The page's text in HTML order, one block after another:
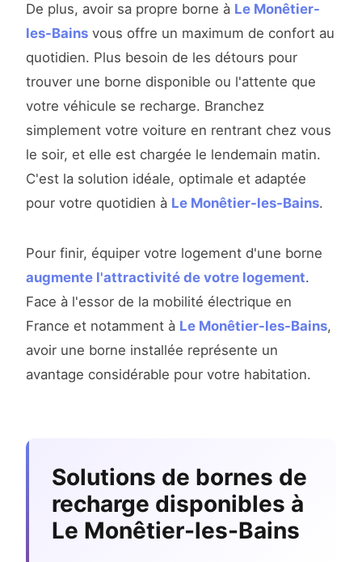
De plus, avoir sa propre borne à Le Monêtier-
les-Bains vous offre un maximum de confort au
quotidien. Plus besoin de les détours pour
trouver une borne disponible ou l'attente que
votre véhicule se recharge. Branchez
simplement votre voiture en rentrant chez vous
le soir, et elle est chargée le lendemain matin.
C'est la solution idéale, optimale et adaptée
pour votre quotidien à Le Monêtier-les-Bains.
Pour finir, équiper votre logement d'une borne
augmente l'attractivité de votre logement.
Face à l'essor de la mobilité électrique en
France et notamment à Le Monêtier-les-Bains,
avoir une borne installée représente un
avantage considérable pour votre habitation.
Solutions de bornes de
recharge disponibles à
Le Monêtier-les-Bains